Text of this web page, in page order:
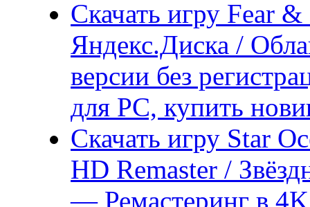
Скачать игру Fear
Яндекс.Диска /
версии без
для PC, купить
Скачать игру Star
HD Remaster /
— Ремастеринг в